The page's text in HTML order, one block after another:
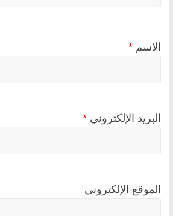
الاسم *
البريد الإلكتروني *
الموقع الإلكتروني